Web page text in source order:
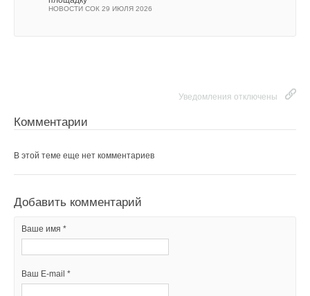
НОВОСТИ СОК 29 ИЮЛЯ 2026
Уведомления отключены
Комментарии
В этой теме еще нет комментариев
Добавить комментарий
Ваше имя *
Ваш E-mail *